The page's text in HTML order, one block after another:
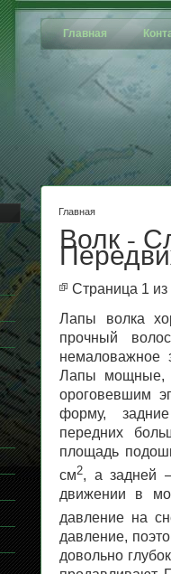
Главная
Главная
Волк -
Страница 1 из
Лапы волка
прочный
немаловажное
Лапы мощные,
ороговевшим
форму,
передних
площадь
см2, а задней
движении в
давление на
давление,
довольно